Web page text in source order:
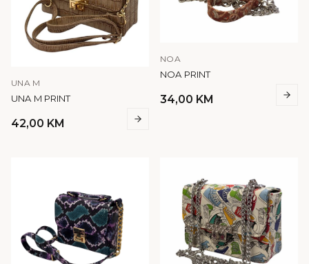
UNA M
UNA M PRINT
42,00 KM
NOA
NOA PRINT
34,00 KM